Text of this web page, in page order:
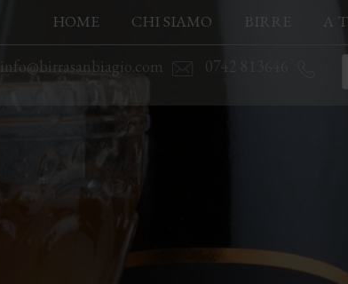
HOME CHI SIAMO BIRRE A
info@birrasanbiagio.com 0742 813646